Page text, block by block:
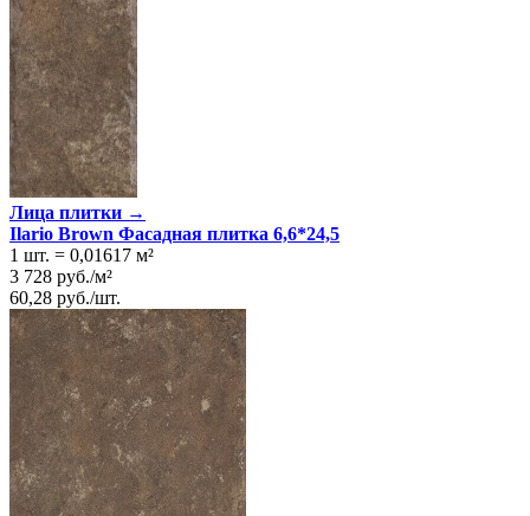
Лица плитки →
Ilario Brown Фасадная плитка 6,6*24,5
1 шт. = 0,01617 м²
3 728 руб./м²
60,28 руб./шт.